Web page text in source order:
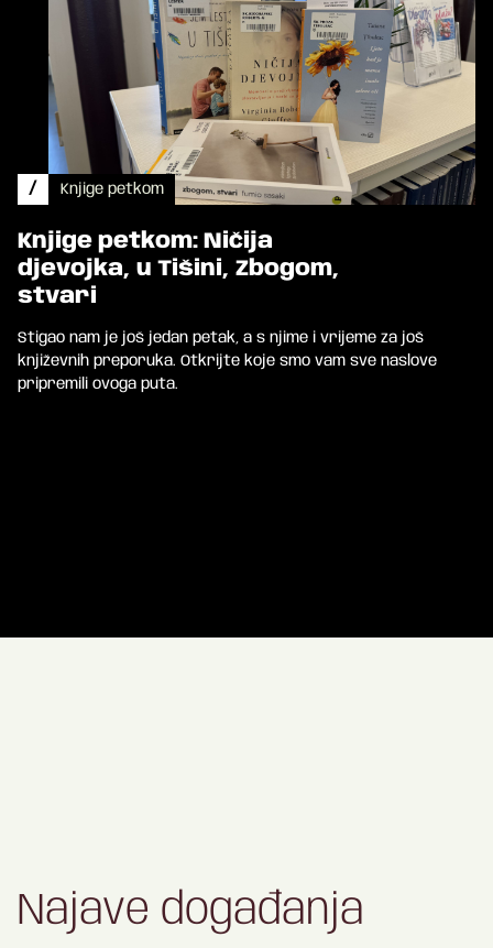
/ Knjige petkom
Knjige petkom: Ničija
djevojka, u Tišini, Zbogom,
stvari
Stigao nam je još jedan petak, a s njime i vrijeme za još
književnih preporuka. Otkrijte koje smo vam sve naslove
pripremili ovoga puta.
Najave događanja